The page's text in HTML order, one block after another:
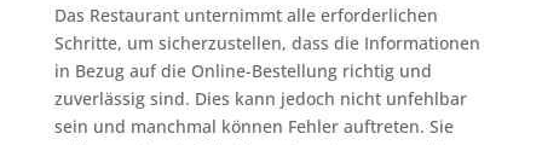
Das Restaurant unternimmt alle erforderlichen
Schritte, um sicherzustellen, dass die Informationen
in Bezug auf die Online-Bestellung richtig und
zuverlässig sind. Dies kann jedoch nicht unfehlbar
sein und manchmal können Fehler auftreten. Sie